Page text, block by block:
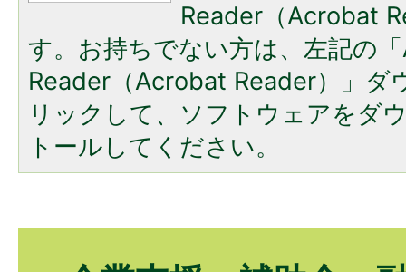
Reader（Acrobat
す。お持ちでない方は、左記の
Reader（Acrobat Reader）」ダ
リックして、ソフトウェアをダ
トールしてください。